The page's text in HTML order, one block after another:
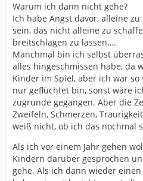
Warum ich dann nicht gehe?
Ich habe Angst davor, alleine
sein, das nicht alleine zu
breitschlagen zu lassen….
Manchmal bin ich selbst
alles hingeschmissen habe, da
Kinder im Spiel, aber ich war
nur geflüchtet bin, sonst wäre
zugrunde gegangen. Aber die
Zweifeln, Schmerzen,
weiß nicht, ob ich das nochmal
Als ich vor einem Jahr gehen
Kindern darüber gesprochen
gehe. Als ich dann wieder